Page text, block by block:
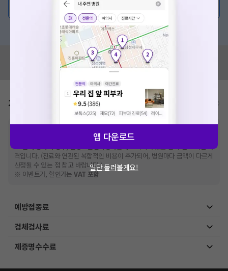
💬 무엇이든 물어보세요
혹은, 의료상담 서비스에 다양한 게시글 보러가기
혹시 잘못된 병원정보가 있나요?
모두닥 팀에 알려주세요!
가격표 비급여/급여 진료란?
한 가격은 해당 의료기관에 직접 문의해주세요.
※급여 항목의 경우,건강보험심사평가원에 고지되어 있는 급여 진료 기준 가
격입니다. (진료와 연관된 복합적인 비용이 추가되어, 병원마다 금액이 다르게
산정될 수 있는 점 참고 바랍니다.)
※ 이벤트가, 할인가는VAT 포함
예방접종료
검체검사료
제증명수수료
앱 다운로드
일단 둘러볼게요!